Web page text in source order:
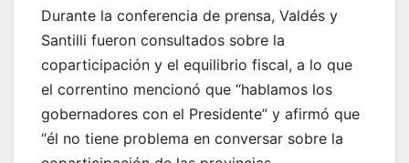
Durante la conferencia de prensa, Valdés y
Santilli fueron consultados sobre la
coparticipación y el equilibrio fiscal, a lo que
el correntino mencionó que “hablamos los
gobernadores con el Presidente” y afirmó que
“él no tiene problema en conversar sobre la